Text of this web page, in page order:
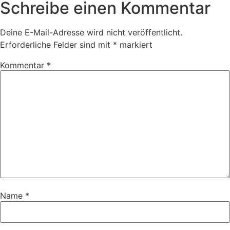
Schreibe einen Kommentar
Deine E-Mail-Adresse wird nicht veröffentlicht.
Erforderliche Felder sind mit * markiert
Kommentar *
Name *